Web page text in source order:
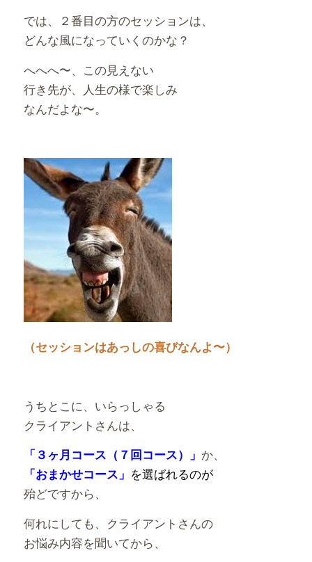
では、２番目の方のセッションは、
どんな風になっていくのかな？
へへへ〜、この見えない
行き先が、人生の様で楽しみ
なんだよな〜。
（セッションはあっしの喜びなんよ〜）
うちとこに、いらっしゃる
クライアントさんは、
「３ヶ月コース（７回コース）」 か、
「おまかせコース」 を選ばれるのが
殆どですから、
何れにしても、クライアントさんの
お悩み内容を聞いてから、